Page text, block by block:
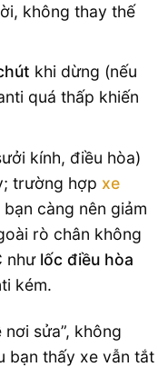
không thay thế
khi dừng (nếu
quá thấp khiến
kính, điều hòa)
trường hợp xe
bạn càng nên giảm
rò chân không
như lốc điều hòa
kém.
sửa”, không
bạn thấy xe vẫn tắt